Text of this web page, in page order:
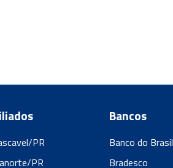
PR
PR
Bancos
Banco do Brasil
Bradesco